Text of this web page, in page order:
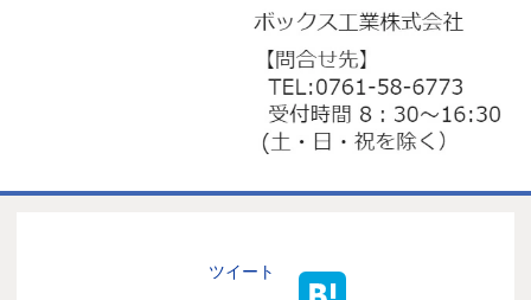
商品一覧表
ツイート